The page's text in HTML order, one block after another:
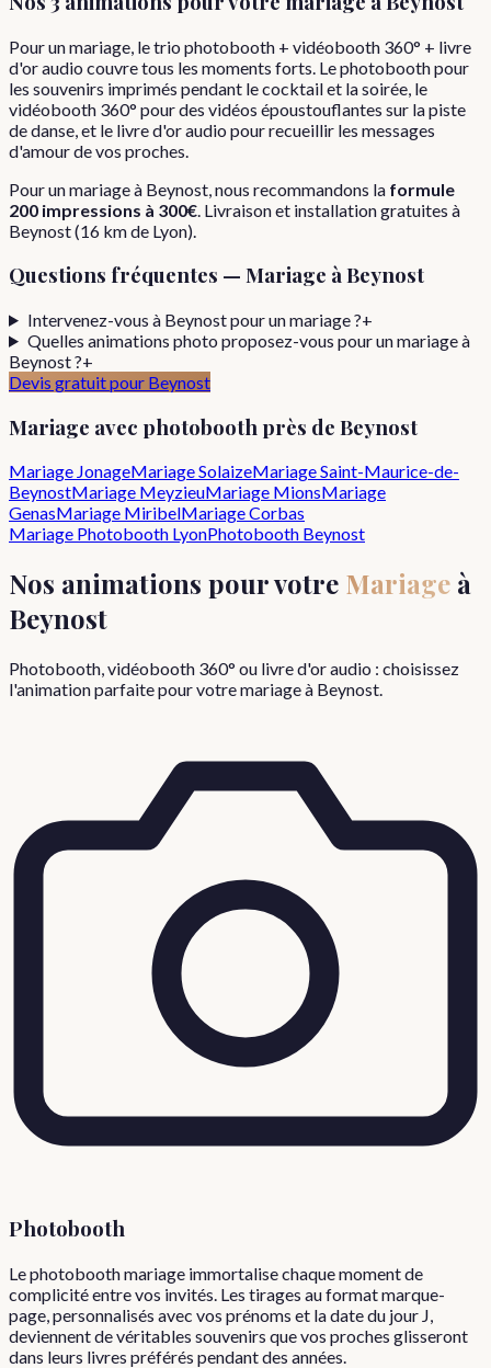
Pour un mariage, le trio photobooth + vidéobooth 360° + livre
d'or audio couvre tous les moments forts. Le photobooth pour
les souvenirs imprimés pendant le cocktail et la soirée, le
vidéobooth 360° pour des vidéos époustouflantes sur la piste
de danse, et le livre d'or audio pour recueillir les messages
d'amour de vos proches.
Pourunmariageà Beynost , nous recommandons la formule
200 impressions à 300€ . Livraison et installation gratuites à
Beynost(16 km de Lyon).
Questions fréquentes — Mariage àBeynost
Intervenez-vous à Beynost pour un mariage ?+
Quelles animations photo proposez-vous pour un mariage à
Beynost ?+
Devis gratuit pour Beynost
Mariage avec photobooth près de Beynost
Mariage JonageMariageSolaizeMariageSaint-Maurice-de-
BeynostMariage MeyzieuMariage MionsMariage
GenasMariage MiribelMariageCorbas
Mariage Photobooth LyonPhotobooth Beynost
Nos animations pour votre Mariage à
Beynost
Photobooth, vidéobooth 360° ou livre d'or audio : choisissez
l'animation parfaite pour votremariageà Beynost.
Photobooth
Le photobooth mariage immortalise chaque moment de
complicité entre vos invités. Les tirages au format marque-
page, personnalisés avec vos prénoms et la date du jour J,
deviennent de véritables souvenirs que vos proches glisseront
dans leurs livres préférés pendant des années.